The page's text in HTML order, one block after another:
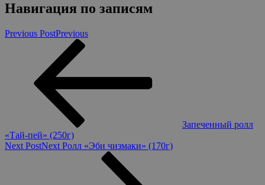
Навигация по записям
Previous PostPrevious
Запеченный ролл
«Тай-пей» (250г)
Next PostNext Ролл «Эби чизмаки» (170г)